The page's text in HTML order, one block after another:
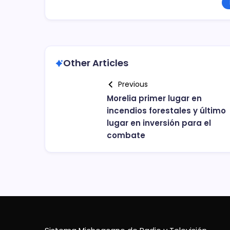
Other Articles
Previous
Morelia primer lugar en
incendios forestales y último
lugar en inversión para el
combate